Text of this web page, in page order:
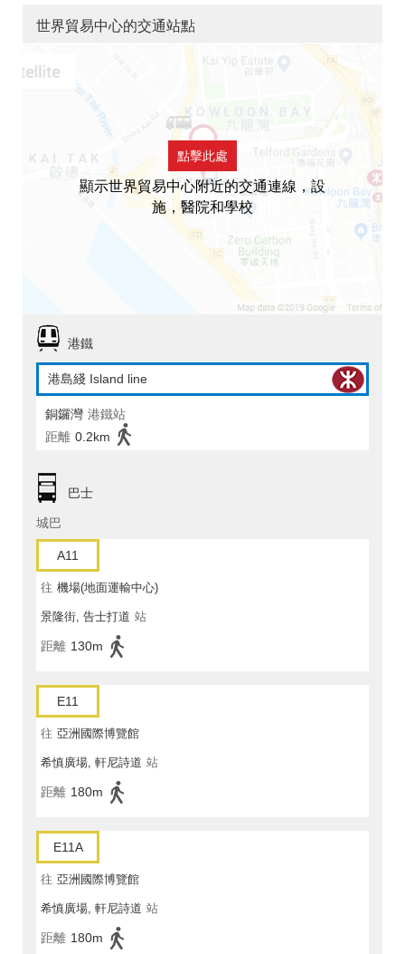
世界貿易中心的交通站點
點擊此處
顯示世界貿易中心附近的交通連線，設
施，醫院和學校
港鐵
港島綫 Island line
銅鑼灣 港鐵站
距離 0.2km
巴士
城巴
A11
往 機場(地面運輸中心)
景隆街, 告士打道 站
距離 130m
E11
往 亞洲國際博覽館
希慎廣場, 軒尼詩道 站
距離 180m
E11A
往 亞洲國際博覽館
希慎廣場, 軒尼詩道 站
距離 180m